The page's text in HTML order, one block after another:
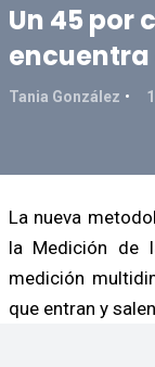
Un 45 por
Tania González
La nueva
la Medición de
medición
que entran y